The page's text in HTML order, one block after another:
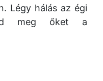
Légy hálás az égi
meg őket a